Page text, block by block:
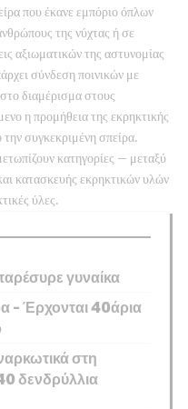
που έκανε εμπόριο όπλων
της νύχτας ή σε
αξιωματικών της αστυνομίας
σύνδεση ποινικών με
διαμέρισμα στους
η προμήθεια της εκρηκτικής
την συγκεκριμένη σπείρα.
κατηγορίες – μεταξύ
κατασκευής εκρηκτικών υλών
ύλες.
γυναίκα
– Έρχονται 40άρια
στη
δενδρύλλια